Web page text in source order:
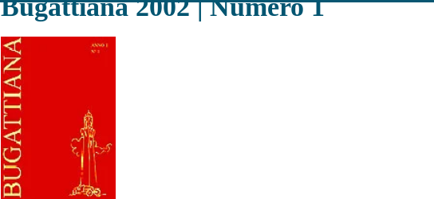
Bugattiana 2002 | Numero 1